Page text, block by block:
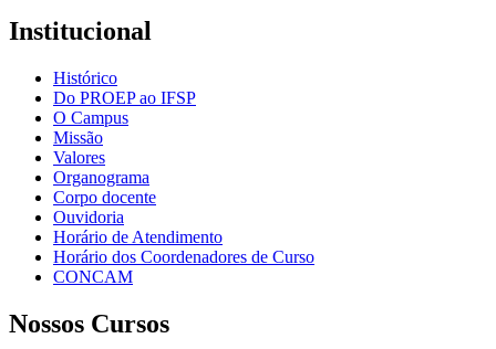
Institucional
Histórico
Do PROEP ao IFSP
O Campus
Missão
Valores
Organograma
Corpo docente
Ouvidoria
Horário de Atendimento
Horário dos Coordenadores de Curso
CONCAM
Nossos Cursos